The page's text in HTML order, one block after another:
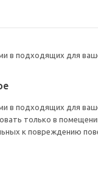
в подходящих для
в подходящих для
только в
к повреждению